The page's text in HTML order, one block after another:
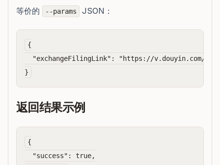
等价的 --params JSON：
{
"exchangeFilingLink": "https://v.douyin.com/
返回结果示例
{
  "success": true,